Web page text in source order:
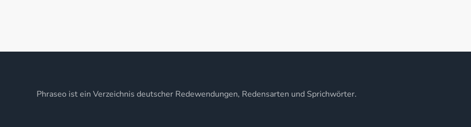
Phraseo ist ein Verzeichnis deutscher Redewendungen, Redensarten und Sprichwörter.